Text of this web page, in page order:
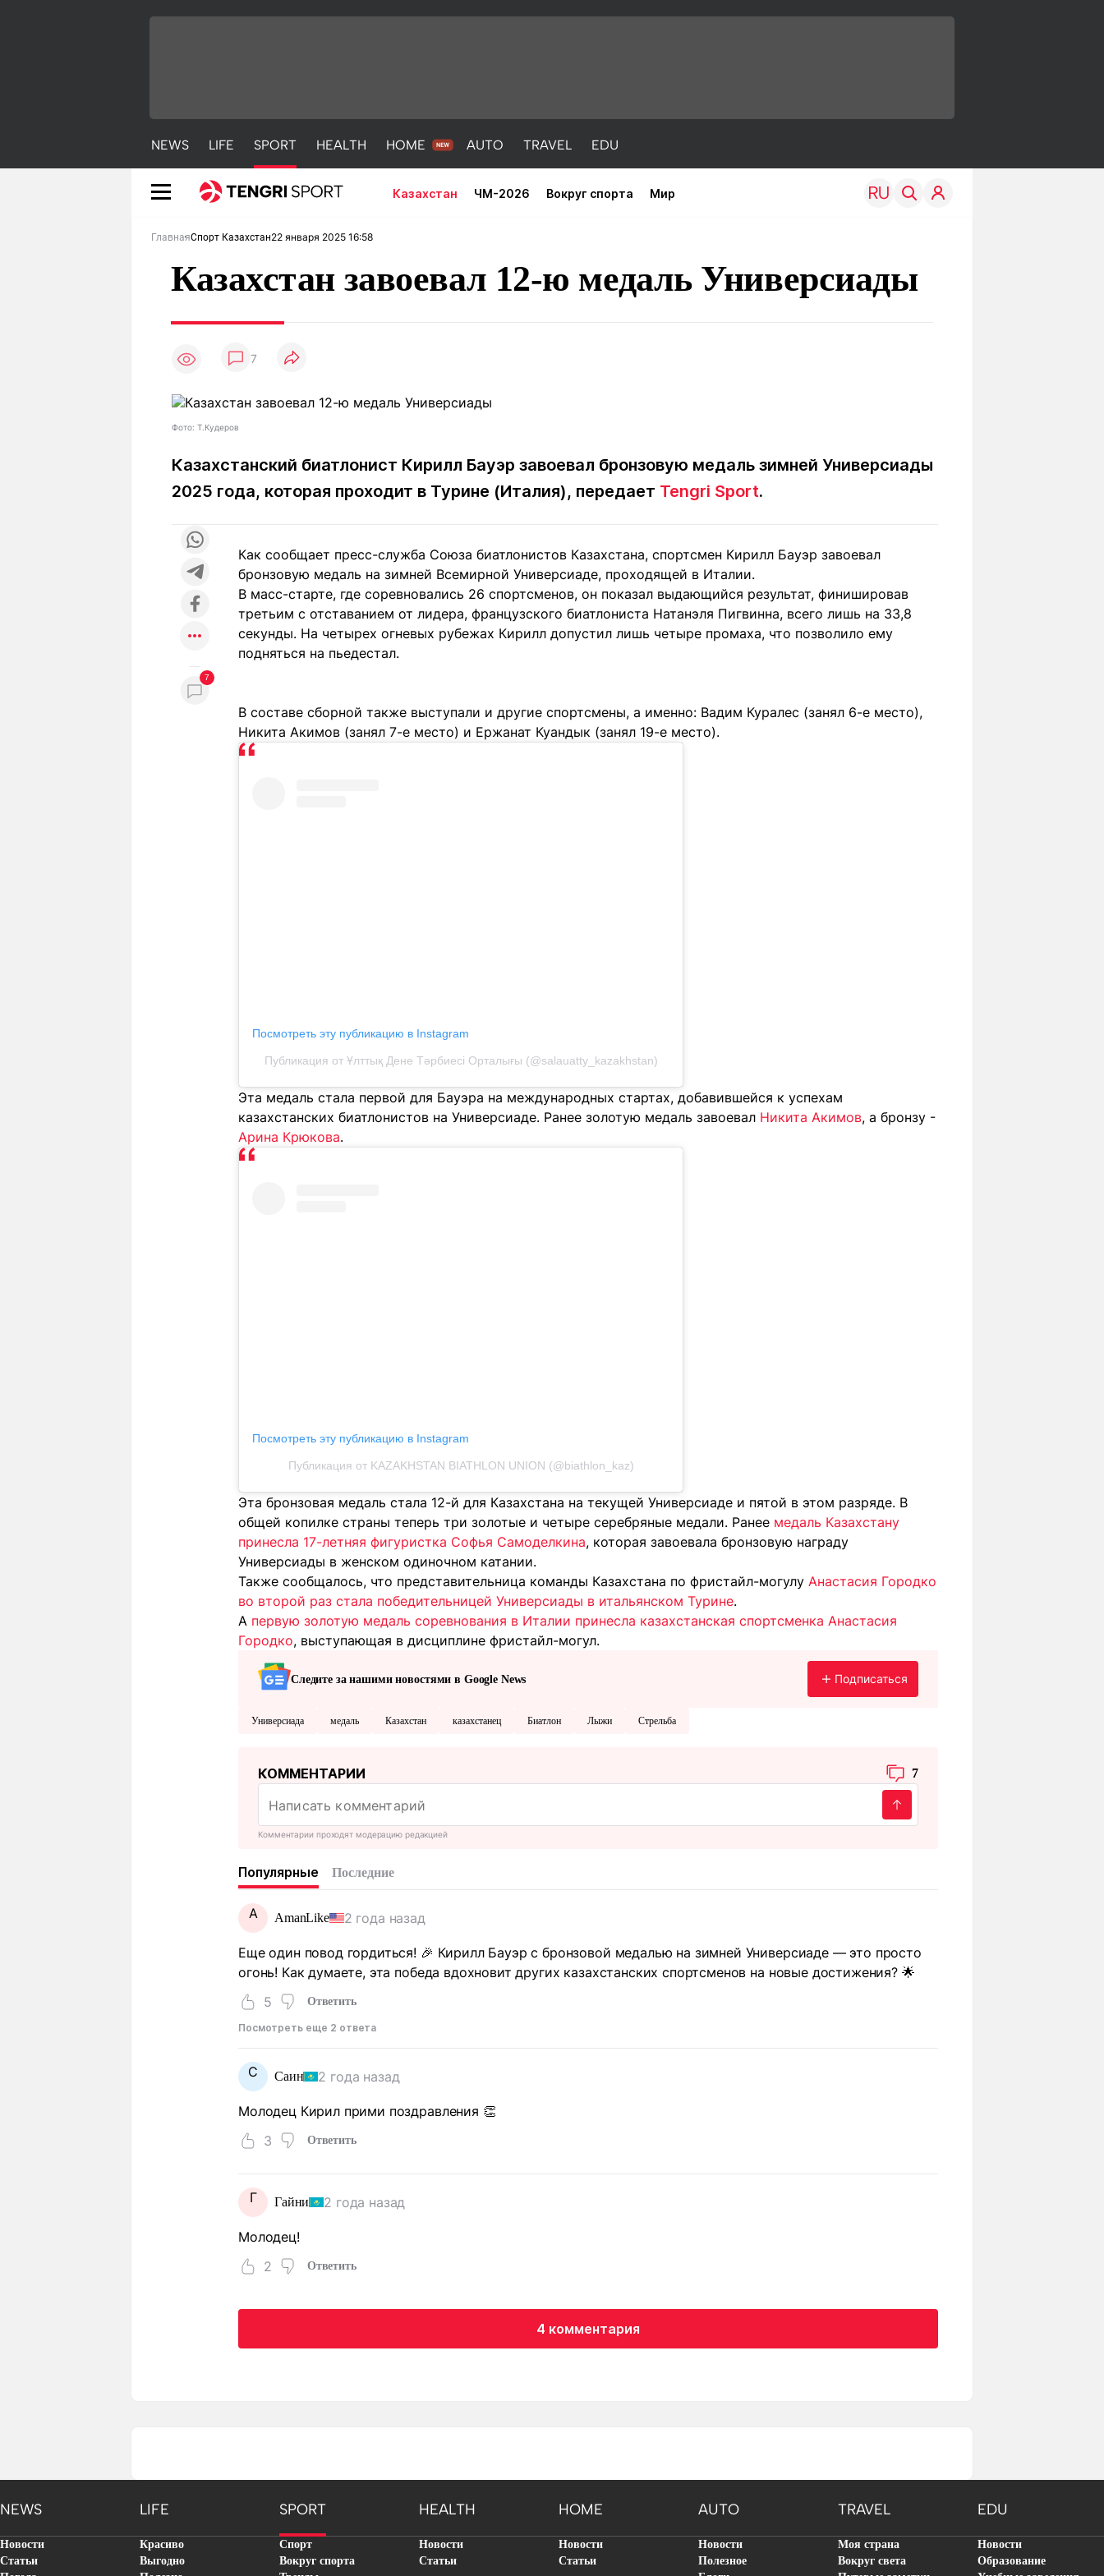
NEWS LIFE SPORT HEALTH HOME AUTO TRAVEL EDU
Казахстан ЧМ-2026 Вокруг спорта Мир
Новости
Погода
Спецпроекты
Красиво
Полезно
Тренды
Заилийского
О проекте Контакты редакции Вакансии Реклама Пресс-центр Светлая тема
+7 (777) 001 44 99
Реклама
+7 (700) 3 888 188
Мы в социальных сетях
ГлавнаяСпорт Казахстан22 января 2025 16:58
Казахстан завоевал 12-ю медаль Универсиады
7
Фото: Т.Кудеров
Казахстанский биатлонист Кирилл Бауэр завоевал бронзовую медаль зимней Универсиады
2025 года, которая проходит в Турине (Италия), передает Tengri Sport.
7
Как сообщает пресс-служба Союза биатлонистов Казахстана, спортсмен Кирилл Бауэр завоевал
бронзовую медаль на зимней Всемирной Универсиаде, проходящей в Италии.
В масс-старте, где соревновались 26 спортсменов, он показал выдающийся результат, финишировав
третьим с отставанием от лидера, французского биатлониста Натанэля Пигвинна, всего лишь на 33,8
секунды. На четырех огневых рубежах Кирилл допустил лишь четыре промаха, что позволило ему
подняться на пьедестал.
В составе сборной также выступали и другие спортсмены, а именно: Вадим Куралес (занял 6-е место),
Никита Акимов (занял 7-е место) и Ержанат Куандык (занял 19-е место).
Посмотреть эту публикацию в Instagram
Публикация от Ұлттық Дене Тәрбиесі Орталығы (@salauatty_kazakhstan)
Эта медаль стала первой для Бауэра на международных стартах, добавившейся к успехам
казахстанских биатлонистов на Универсиаде. Ранее золотую медаль завоевал Никита Акимов, а бронзу -
Арина Крюкова.
Посмотреть эту публикацию в Instagram
Публикация от KAZAKHSTAN BIATHLON UNION (@biathlon_kaz)
Эта бронзовая медаль стала 12-й для Казахстана на текущей Универсиаде и пятой в этом разряде. В
общей копилке страны теперь три золотые и четыре серебряные медали. Ранее медаль Казахстану
принесла 17-летняя фигуристка Софья Самоделкина, которая завоевала бронзовую награду
Универсиады в женском одиночном катании.
Также сообщалось, что представительница команды Казахстана по фристайл-могулу Анастасия Городко
во второй раз стала победительницей Универсиады в итальянском Турине.
А первую золотую медаль соревнования в Италии принесла казахстанская спортсменка Анастасия
Городко, выступающая в дисциплине фристайл-могул.
Следите за нашими новостями в Google News Подписаться
Универсиада медаль Казахстан казахстанец Биатлон Лыжи Стрельба
КОММЕНТАРИИ 7
Комментарии проходят модерацию редакцией
Популярные Последние
A AmanLike 2 года назад
Еще один повод гордиться! 🎉 Кирилл Бауэр с бронзовой медалью на зимней Универсиаде — это просто
огонь! Как думаете, эта победа вдохновит других казахстанских спортсменов на новые достижения? 🌟
5
Ответить
Посмотреть еще 2 ответа
С Саин 2 года назад
Молодец Кирил прими поздравления 👏
3
Ответить
Г Гайни 2 года назад
Молодец!
2
Ответить
4 комментария
NEWS LIFE SPORT HEALTH HOME AUTO TRAVEL EDU
Новости
Статьи
Красиво
Выгодно
Спорт
Вокруг спорта
Новости
Статьи
Новости
Статьи
Новости
Полезное
Моя страна
Вокруг света
Новости
Образование